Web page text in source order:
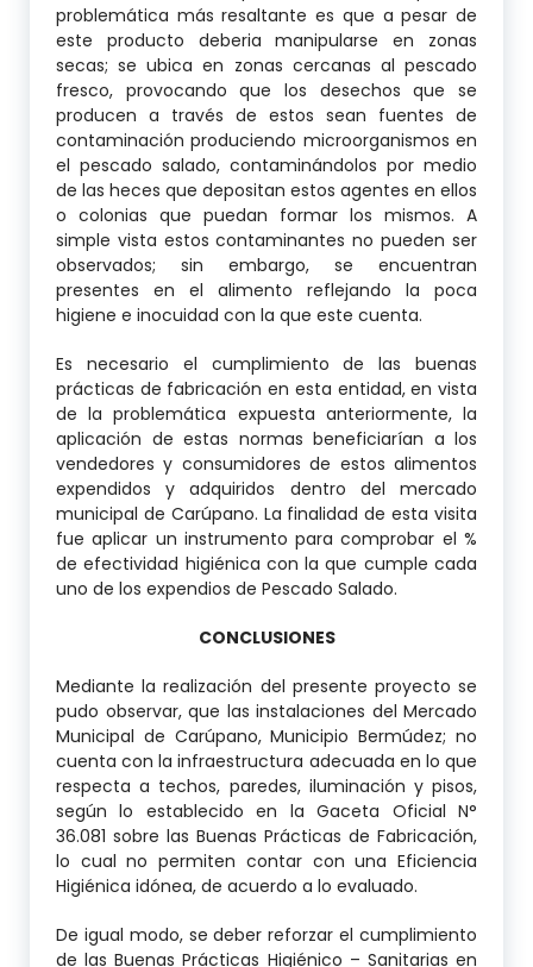
problemática más resaltante es que a pesar de
este producto deberia manipularse en zonas
secas; se ubica en zonas cercanas al pescado
fresco, provocando que los desechos que se
producen a través de estos sean fuentes de
contaminación produciendo microorganismos en
el pescado salado, contaminándolos por medio
de las heces que depositan estos agentes en ellos
o colonias que puedan formar los mismos. A
simple vista estos contaminantes no pueden ser
observados; sin embargo, se encuentran
presentes en el alimento reflejando la poca
higiene e inocuidad con la que este cuenta.
Es necesario el cumplimiento de las buenas
prácticas de fabricación en esta entidad, en vista
de la problemática expuesta anteriormente, la
aplicación de estas normas beneficiarían a los
vendedores y consumidores de estos alimentos
expendidos y adquiridos dentro del mercado
municipal de Carúpano. La finalidad de esta visita
fue aplicar un instrumento para comprobar el %
de efectividad higiénica con la que cumple cada
uno de los expendios de Pescado Salado.
CONCLUSIONES
Mediante la realización del presente proyecto se
pudo observar, que las instalaciones del Mercado
Municipal de Carúpano, Municipio Bermúdez; no
cuenta con la infraestructura adecuada en lo que
respecta a techos, paredes, iluminación y pisos,
según lo establecido en la Gaceta Oficial N°
36.081 sobre las Buenas Prácticas de Fabricación,
lo cual no permiten contar con una Eficiencia
Higiénica idónea, de acuerdo a lo evaluado.
De igual modo, se deber reforzar el cumplimiento
de las Buenas Prácticas Higiénico – Sanitarias en